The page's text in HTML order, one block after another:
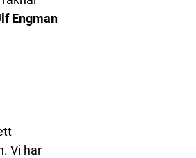
Engman
Vi har